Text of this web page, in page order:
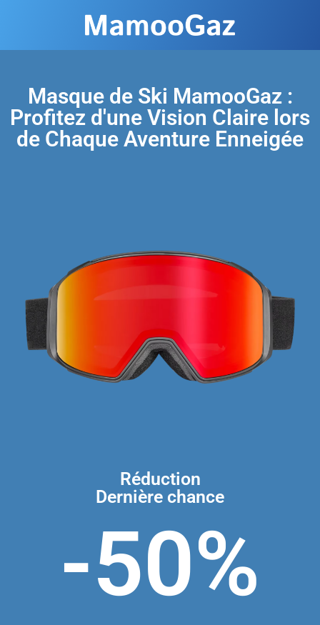
Masque de Ski MamooGaz :
Profitez d'une Vision Claire lors
de Chaque Aventure Enneigée
Réduction
Dernière chance
-50%